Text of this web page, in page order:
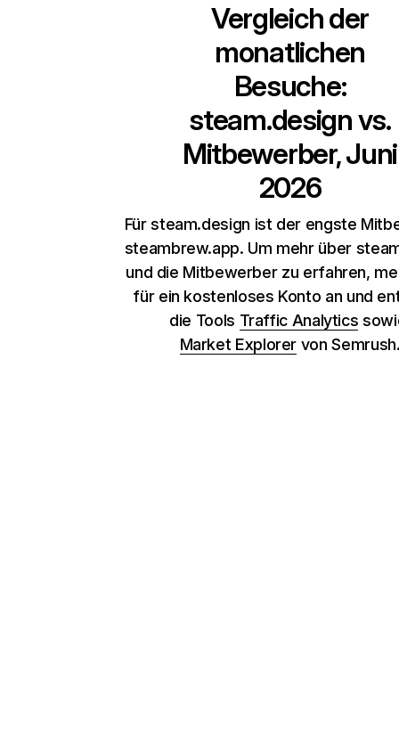
Vergleich der
monatlichen
Besuche:
steam.designvs.
Mitbewerber, Juni
2026
Für steam.design ist der engste
steambrew.app. Um mehr über
und die Mitbewerber zu erfahren,
für ein kostenloses Konto an und
die Tools Traffic Analytics
Market Explorer von